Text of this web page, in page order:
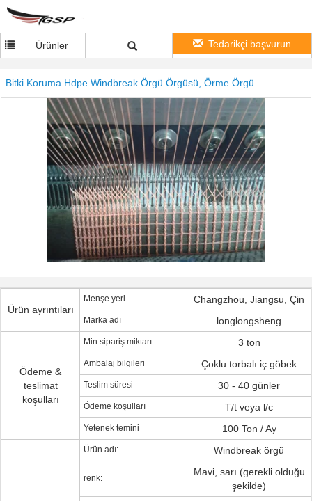
Ürünler Tedarikçi başvurun
Bitki Koruma Hdpe Windbreak Örgü Örgüsü, Örme Örgü
Ürün ayrıntıları
Menşe yeri Changzhou, Jiangsu, Çin
Marka adı longlongsheng
Ödeme &
teslimat
koşulları
Min sipariş miktarı 3 ton
Ambalaj bilgileri Çoklu torbalı iç göbek
Teslim süresi 30 - 40 günler
Ödeme koşulları T/t veya l/c
Yetenek temini 100 Ton / Ay
Ürün adı: Windbreak örgü
renk:
Mavi, sarı (gerekli olduğu
şekilde)